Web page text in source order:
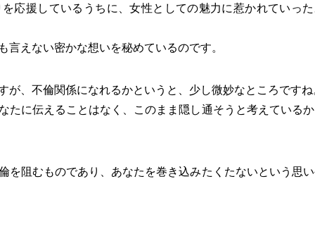
応援しているうちに、女性としての魅力に惹かれていっ
えない密かな想いを秘めているのです。
が、不倫関係になれるかというと、少し微妙なところですね
たに伝えることはなく、このまま隠し通そうと考えている
を阻むものであり、あなたを巻き込みたくたないという思い